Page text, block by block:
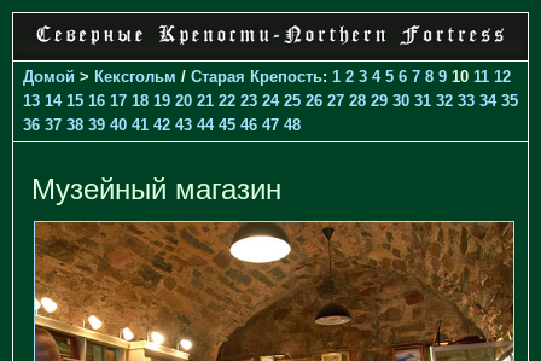
Домой > Кексгольм / Старая Крепость: 1 2 3 4 5 6 7 8 9 10 11 12
13 14 15 16 17 18 19 20 21 22 23 24 25 26 27 28 29 30 31 32 33 34 35
36 37 38 39 40 41 42 43 44 45 46 47 48
Музейный магазин